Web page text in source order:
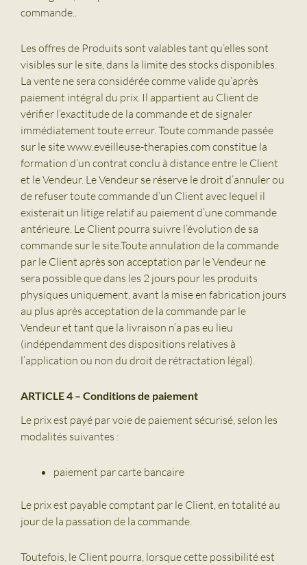
commande..
Les offres de Produits sont valables tant qu’elles sont
visibles sur le site, dans la limite des stocks disponibles.
La vente ne sera considérée comme valide qu’après
paiement intégral du prix. Il appartient au Client de
vérifier l’exactitude de la commande et de signaler
immédiatement toute erreur. Toute commande passée
sur le site www.eveilleuse-therapies.com constitue la
formation d’un contrat conclu à distance entre le Client
et le Vendeur. Le Vendeur se réserve le droit d’annuler ou
de refuser toute commande d’un Client avec lequel il
existerait un litige relatif au paiement d’une commande
antérieure. Le Client pourra suivre l’évolution de sa
commande sur le site.Toute annulation de la commande
par le Client après son acceptation par le Vendeur ne
sera possible que dans les 2 jours pour les produits
physiques uniquement, avant la mise en fabrication jours
au plus après acceptation de la commande par le
Vendeur et tant que la livraison n’a pas eu lieu
(indépendamment des dispositions relatives à
l’application ou non du droit de rétractation légal).
ARTICLE 4 – Conditions de paiement
Le prix est payé par voie de paiement sécurisé, selon les
modalités suivantes :
paiement par carte bancaire
Le prix est payable comptant par le Client, en totalité au
jour de la passation de la commande.
Toutefois, le Client pourra, lorsque cette possibilité est